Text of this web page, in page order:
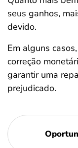
seus ganhos,
devido.
Em alguns
correção
garantir uma
prejudicado.